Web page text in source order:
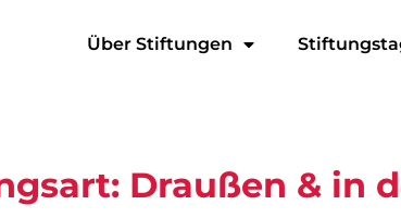
Über Stiftungen
Draußen & in